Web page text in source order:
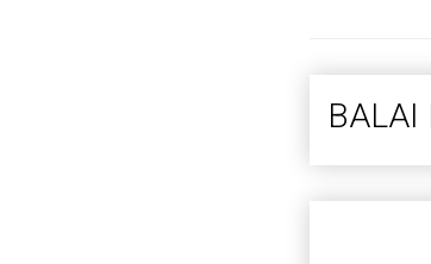
BALAI